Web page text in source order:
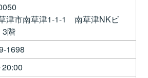
津市南草津1-1-1 南草津NKビ
階
1698